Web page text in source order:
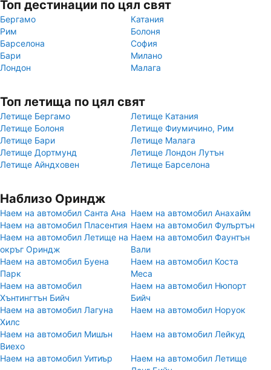
Топ дестинации по цял свят
Бергамо
Катания
Рим
Болоня
Барселона
София
Бари
Милано
Лондон
Малага
Топ летища по цял свят
Летище Бергамо
Летище Катания
Летище Болоня
Летище Фиумичино, Рим
Летище Бари
Летище Малага
Летище Дортмунд
Летище Лондон Лутън
Летище Айндховен
Летище Барселона
Наблизо Ориндж
Наем на автомобил Санта Ана Наем на автомобил Анахайм
Наем на автомобил Пласентия Наем на автомобил Фулъртън
Наем на автомобил Летище на
окръг Ориндж
Наем на автомобил Фаунтън
Вали
Наем на автомобил Буена
Парк
Наем на автомобил Коста
Меса
Наем на автомобил
Хънтингтън Бийч
Наем на автомобил Нюпорт
Бийч
Наем на автомобил Лагуна
Хилс
Наем на автомобил Норуок
Наем на автомобил Мишън
Виехо
Наем на автомобил Лейкуд
Наем на автомобил Уитиър
Наем на автомобил Летище